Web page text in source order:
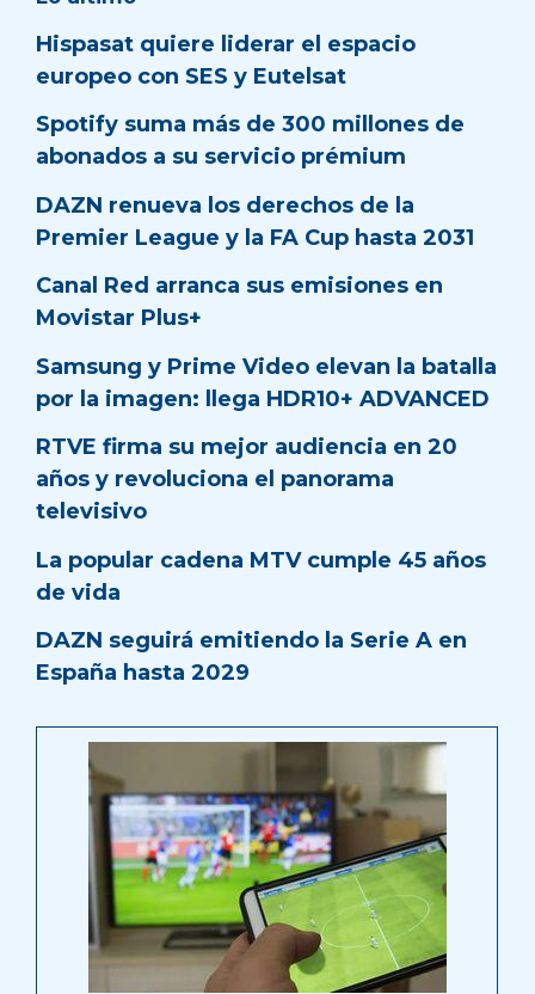
Hispasat quiere liderar el espacio
europeo con SES y Eutelsat
Spotify suma más de 300 millones de
abonados a su servicio prémium
DAZN renueva los derechos de la
Premier League y la FA Cup hasta 2031
Canal Red arranca sus emisiones en
Movistar Plus+
Samsung y Prime Video elevan la batalla
por la imagen: llega HDR10+ ADVANCED
RTVE firma su mejor audiencia en 20
años y revoluciona el panorama
televisivo
La popular cadena MTV cumple 45 años
de vida
DAZN seguirá emitiendo la Serie A en
España hasta 2029